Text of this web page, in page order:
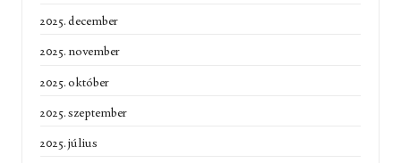
2025. december
2025. november
2025. október
2025. szeptember
2025. július